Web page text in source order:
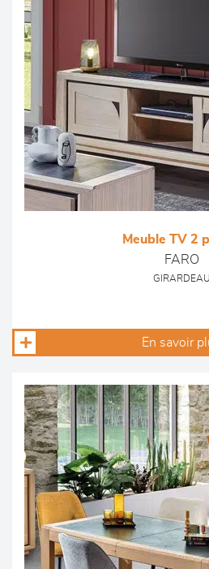
Meuble TV 2
FARO
GIRARDEAU
En savoir